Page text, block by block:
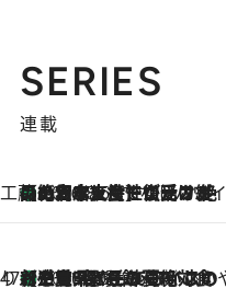
SERIES
連載
工藤まやのおもてなしハワイ
2026.8.6
【ハワイ土産】ローカルの絶大な支持で復活！ 絶品の幻クッキー《元ファンの日本人女性が受け継いだ名店》
47都道府県の手みやげ ひんやりスイーツで夏を満喫
2026.8.6
【三重県】この夏絶対食べたい 冷やしておいしいおやつ3選 お餅×アイスの新感覚スイーツ